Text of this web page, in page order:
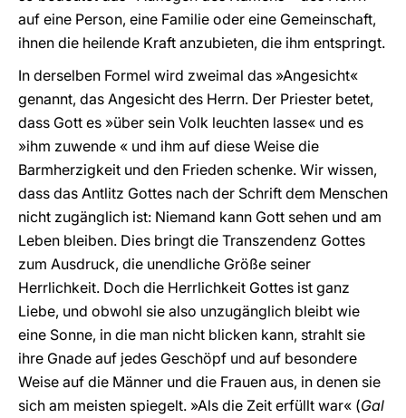
auf eine Person, eine Familie oder eine Gemeinschaft,
ihnen die heilende Kraft anzubieten, die ihm entspringt.
In derselben Formel wird zweimal das »Angesicht«
genannt, das Angesicht des Herrn. Der Priester betet,
dass Gott es »über sein Volk leuchten lasse« und es
»ihm zuwende « und ihm auf diese Weise die
Barmherzigkeit und den Frieden schenke. Wir wissen,
dass das Antlitz Gottes nach der Schrift dem Menschen
nicht zugänglich ist: Niemand kann Gott sehen und am
Leben bleiben. Dies bringt die Transzendenz Gottes
zum Ausdruck, die unendliche Größe seiner
Herrlichkeit. Doch die Herrlichkeit Gottes ist ganz
Liebe, und obwohl sie also unzugänglich bleibt wie
eine Sonne, in die man nicht blicken kann, strahlt sie
ihre Gnade auf jedes Geschöpf und auf besondere
Weise auf die Männer und die Frauen aus, in denen sie
sich am meisten spiegelt. »Als die Zeit erfüllt war« (Gal